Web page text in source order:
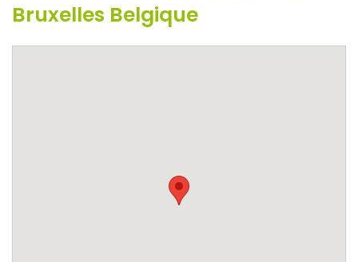
Bruxelles Belgique